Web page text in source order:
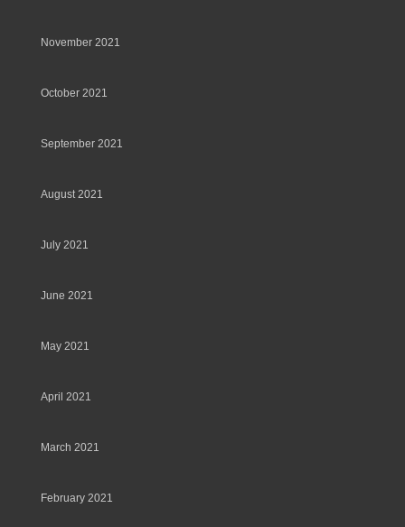
November 2021
October 2021
September 2021
August 2021
July 2021
June 2021
May 2021
April 2021
March 2021
February 2021